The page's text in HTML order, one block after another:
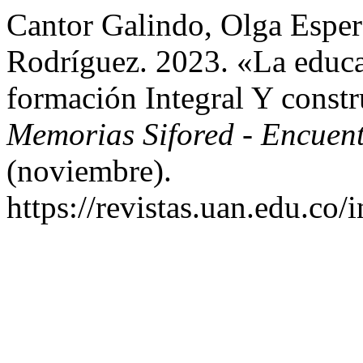
Cantor Galindo, Olga
Rodríguez. 2023. «La
formación Integral Y
Memorias Sifored -
(noviembre).
https://